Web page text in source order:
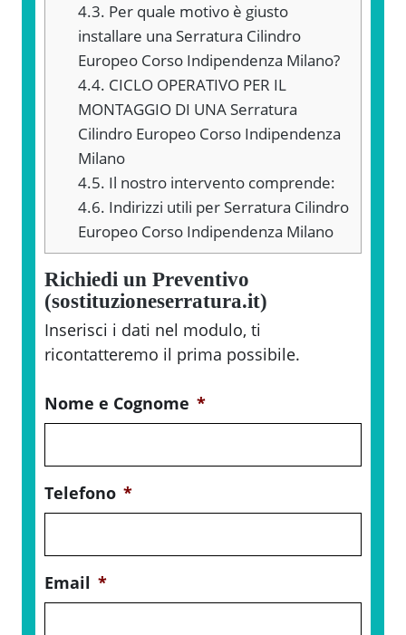
4.3. Per quale motivo è giusto
installare una Serratura Cilindro
Europeo Corso Indipendenza Milano?
4.4. CICLO OPERATIVO PER IL
MONTAGGIO DI UNA Serratura
Cilindro Europeo Corso Indipendenza
Milano
4.5. Il nostro intervento comprende:
4.6. Indirizzi utili per Serratura Cilindro
Europeo Corso Indipendenza Milano
Richiedi un Preventivo
(sostituzioneserratura.it)
Inserisci i dati nel modulo, ti
ricontatteremo il prima possibile.
Nome e Cognome *
Telefono *
Email *